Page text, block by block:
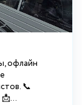
офлайн
📞